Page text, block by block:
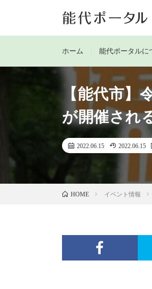
ホーム 能代ポータルに
【能代市
が開催され
2022.06.15 2022.06.15
HOME イベント情報